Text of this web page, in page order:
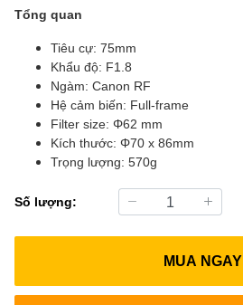
Tổng quan
Tiêu cự: 75mm
Khẩu độ: F1.8
Ngàm: Canon RF
Hệ cảm biến: Full-frame
Filter size: Φ62 mm
Kích thước: Φ70 x 86mm
Trọng lượng: 570g
Số lượng:
MUA NGAY